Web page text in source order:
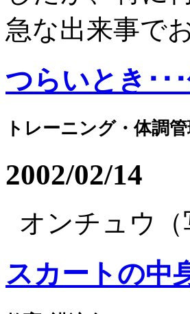
急な出来事で
つらいとき･･
トレーニング・体調
2002/02/14
オンチュウ
スカートの中